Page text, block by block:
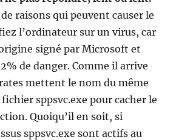
raisons qui peuvent causer le
l’ordinateur sur un virus, car
signé par Microsoft et
de danger. Comme il arrive
mettent le nom du même
sppsvc.exe pour cacher le
Quoiqu’il en soit, si
sppsvc.exe sont actifs au